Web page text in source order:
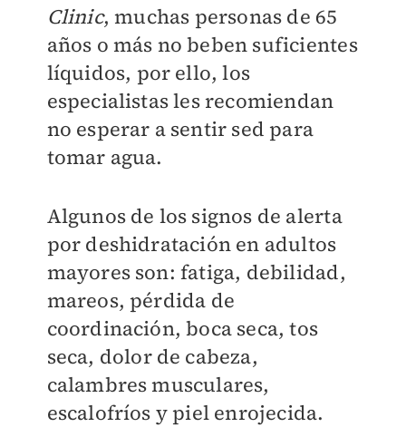
Clinic, muchas personas de 65
años o más no beben suficientes
líquidos, por ello, los
especialistas les recomiendan
no esperar a sentir sed para
tomar agua.
Algunos de los signos de alerta
por deshidratación en adultos
mayores son: fatiga, debilidad,
mareos, pérdida de
coordinación, boca seca, tos
seca, dolor de cabeza,
calambres musculares,
escalofríos y piel enrojecida.